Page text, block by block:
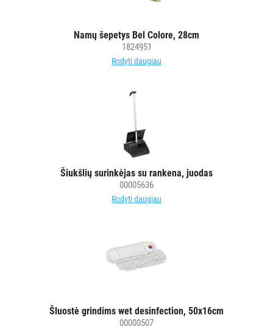
Namų šepetys Bel Colore, 28cm
1824951
Rodyti daugiau
Šiukšlių surinkėjas su rankena, juodas
00005636
Rodyti daugiau
Šluostė grindims wet desinfection, 50x16cm
00000507